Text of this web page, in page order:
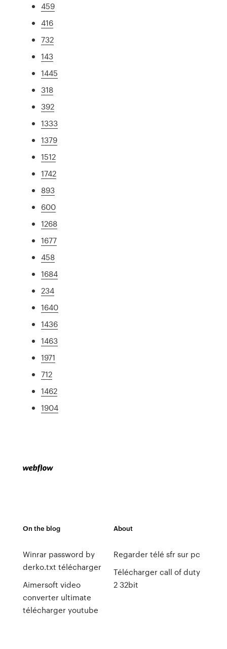
459
416
732
143
1445
318
392
1333
1379
1512
1742
893
600
1268
1677
458
1684
234
1640
1436
1463
1971
712
1462
1904
On the blog
Winrar password by
derko.txt télécharger
Aimersoft video
converter ultimate
télécharger youtube
About
Regarder télé sfr sur pc
Télécharger call of duty
2 32bit